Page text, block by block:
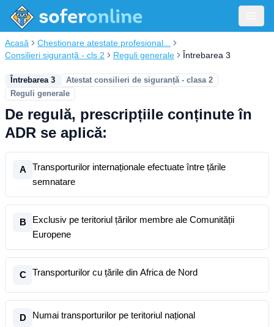
Acasă
Chestionare atestate profesional...
Consilieri siguranță - cls 2
Reguli generale Întrebarea 3
Întrebarea 3
Atestat consilieri de siguranță - clasa 2
Reguli generale
De regulă, prescripțiile conținute în
ADR se aplică:
A
Transporturilor internaționale efectuate între țările
semnatare
B
Exclusiv pe teritoriul țărilor membre ale Comunității
Europene
C Transporturilor cu țările din Africa de Nord
D Numai transporturilor pe teritoriul național